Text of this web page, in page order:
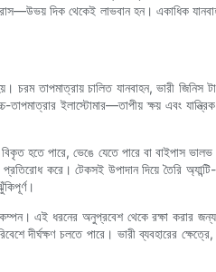
দিক থেকেই লাভবান হন। একাধিক
চরম তাপমাত্রায় চালিত যানবাহন, ভারী
ইলাস্টোমার—তাপীয় ক্ষয় এবং
হতে পারে, ভেঙে যেতে পারে বা বাইপাস
করে। টেকসই উপাদান দিয়ে তৈরি
এই ধরনের অনুপ্রবেশ থেকে রক্ষা করার জন্য
দীর্ঘক্ষণ চলতে পারে। ভারী ব্যবহারের